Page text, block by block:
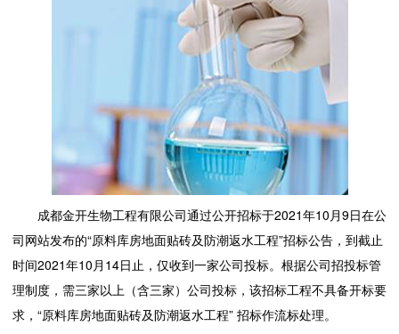
成都金开生物工程有限公司通过公开招标于2021年10月9日在公
司网站发布的“原料库房地面贴砖及防潮返水工程”招标公告，到截止
时间2021年10月14日止，仅收到一家公司投标。根据公司招投标管
理制度，需三家以上（含三家）公司投标，该招标工程不具备开标要
求，“原料库房地面贴砖及防潮返水工程” 招标作流标处理。